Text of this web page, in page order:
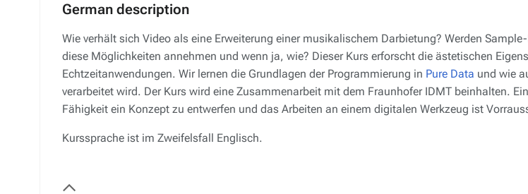
German description
Wie verhält sich Video als eine Erweiterung einer musikalischem Darbietung? Werden
diese Möglichkeiten annehmen und wenn ja, wie? Dieser Kurs erforscht die ästetischen
Echtzeitanwendungen. Wir lernen die Grundlagen der Programmierung in Pure Data und wie
verarbeitet wird. Der Kurs wird eine Zusammenarbeit mit dem Fraunhofer IDMT beinhalten.
Fähigkeit ein Konzept zu entwerfen und das Arbeiten an einem digitalen Werkzeug ist
Kurssprache ist im Zweifelsfall Englisch.